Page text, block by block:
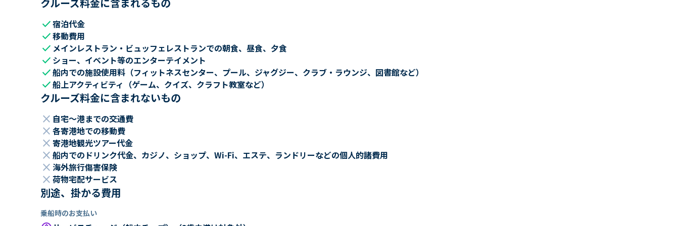
check宿泊代金
check移動費用
check メインレストラン・ビュッフェレストランでの朝食、昼食、夕食
check ショー、イベント等のエンターテイメント
check船内での施設使用料（フィットネスセンター、プール、ジャグジー、クラブ・ラウンジ、図書館など）
check船上アクティビティ（ゲーム、クイズ、クラフト教室など）
クルーズ料金に含まれないもの
close 自宅～港までの交通費
close 各寄港地での移動費
close 寄港地観光ツアー代金
close 船内でのドリンク代金、カジノ、ショップ、Wi-Fi、エステ、ランドリーなどの個人的諸費用
close 海外旅行傷害保険
close 荷物宅配サービス
別途、掛かる費用
乗船時のお支払い